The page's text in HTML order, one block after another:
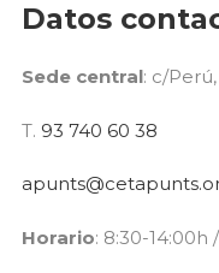
Datos
Sede central: c/
T. 93 740 60 38
Horario: 8:30-14:00h